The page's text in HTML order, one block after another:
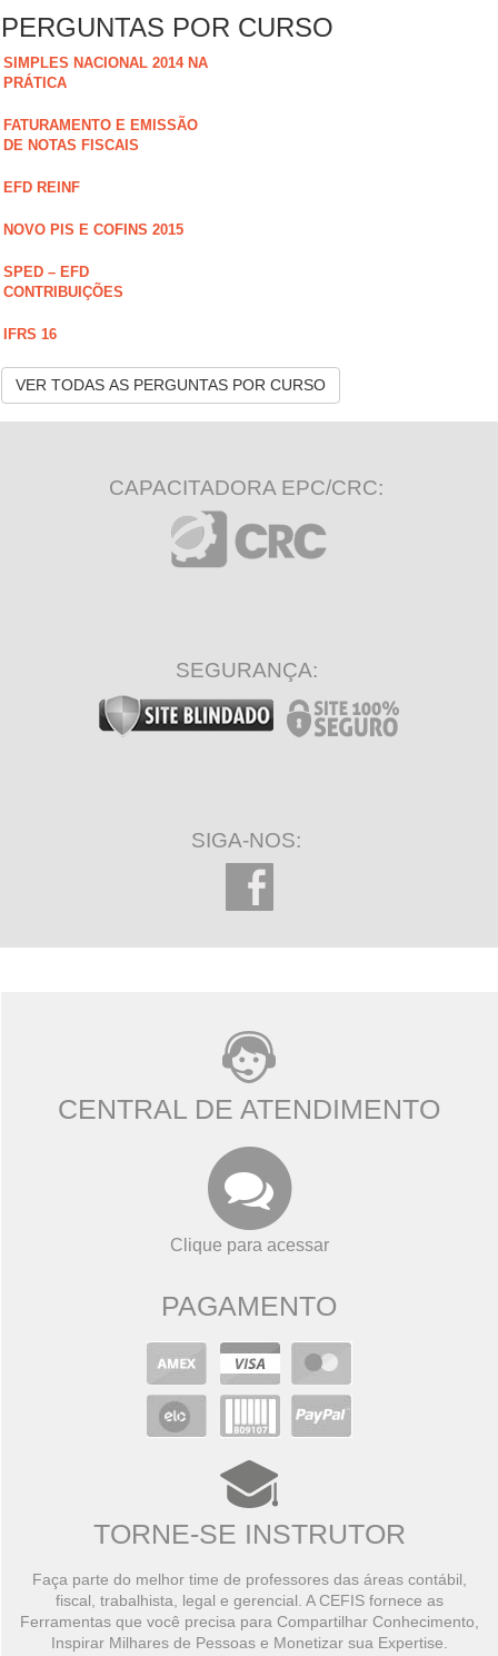
PERGUNTAS POR CURSO
SIMPLES NACIONAL 2014 NA
PRÁTICA
FATURAMENTO E EMISSÃO
DE NOTAS FISCAIS
EFD REINF
NOVO PIS E COFINS 2015
SPED – EFD
CONTRIBUIÇÕES
IFRS 16
VER TODAS AS PERGUNTAS POR CURSO
CAPACITADORA EPC/CRC:
SEGURANÇA:
SIGA-NOS:
CENTRAL DE ATENDIMENTO
Clique para acessar
PAGAMENTO
TORNE-SE INSTRUTOR
Faça parte do melhor time de professores das áreas contábil,
fiscal, trabalhista, legal e gerencial. A CEFIS fornece as
Ferramentas que você precisa para Compartilhar Conhecimento,
Inspirar Milhares de Pessoas e Monetizar sua Expertise.